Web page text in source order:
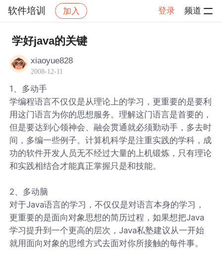
软件培训 加入 登录 频道
社区 软件培训
学好java的关键
xiaoyue828
2008-12-11
1、多动手
学编程语言不仅仅是从理论上的学习，更重要的是要利
用这门语言为你的思想服务。理解这门语言是首要的，
但是要达到心领神会、融会贯通就必须勤动手，多去时
间，多编一些例子。计算机科学是注重实践的学科，成
功的软件开发人员无不经过大量的上机锻炼，只有理论
和实践相结合才能真正掌握只是和技能。
2、多动脑
对于Java语言的学习，不仅仅是对语言本身的学习，
更重要的是面向对象思想的简历过程，如果想把Java
学习提升到一个更高的层次，Java私塾建议从一开始
就用面向对象的思维方式去面对你所接触的每件事。